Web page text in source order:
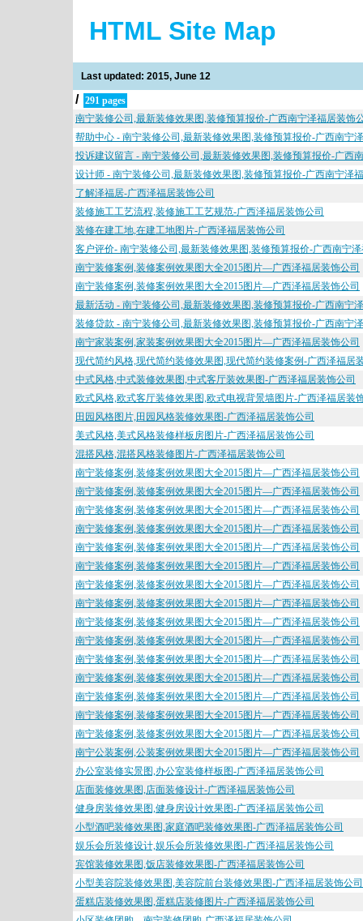
HTML Site Map
Last updated: 2015, June 12
/ 291 pages
南宁装修公司,最新装修效果图,装修预算报价-广西南宁泽福居装饰
帮助中心 - 南宁装修公司,最新装修效果图,装修预算报价-广西南宁
投诉建议留言 - 南宁装修公司,最新装修效果图,装修预算报价-广西
设计师 - 南宁装修公司,最新装修效果图,装修预算报价-广西南宁泽
了解泽福居-广西泽福居装饰公司
装修施工工艺流程,装修施工工艺规范-广西泽福居装饰公司
装修在建工地,在建工地图片-广西泽福居装饰公司
客户评价- 南宁装修公司,最新装修效果图,装修预算报价-广西南宁
南宁装修案例,装修案例效果图大全2015图片—广西泽福居装饰公司
南宁装修案例,装修案例效果图大全2015图片—广西泽福居装饰公司
最新活动 - 南宁装修公司,最新装修效果图,装修预算报价-广西南宁
装修贷款 - 南宁装修公司,最新装修效果图,装修预算报价-广西南宁
南宁家装案例,家装案例效果图大全2015图片—广西泽福居装饰公司
现代简约风格,现代简约装修效果图,现代简约装修案例-广西泽福居
中式风格,中式装修效果图,中式客厅装效果图-广西泽福居装饰公司
欧式风格,欧式客厅装修效果图,欧式电视背景墙图片-广西泽福居装
田园风格图片,田园风格装修效果图-广西泽福居装饰公司
美式风格,美式风格装修样板房图片-广西泽福居装饰公司
混搭风格,混搭风格装修图片-广西泽福居装饰公司
南宁装修案例,装修案例效果图大全2015图片—广西泽福居装饰公司
南宁装修案例,装修案例效果图大全2015图片—广西泽福居装饰公司
南宁装修案例,装修案例效果图大全2015图片—广西泽福居装饰公司
南宁装修案例,装修案例效果图大全2015图片—广西泽福居装饰公司
南宁装修案例,装修案例效果图大全2015图片—广西泽福居装饰公司
南宁装修案例,装修案例效果图大全2015图片—广西泽福居装饰公司
南宁装修案例,装修案例效果图大全2015图片—广西泽福居装饰公司
南宁装修案例,装修案例效果图大全2015图片—广西泽福居装饰公司
南宁装修案例,装修案例效果图大全2015图片—广西泽福居装饰公司
南宁装修案例,装修案例效果图大全2015图片—广西泽福居装饰公司
南宁装修案例,装修案例效果图大全2015图片—广西泽福居装饰公司
南宁装修案例,装修案例效果图大全2015图片—广西泽福居装饰公司
南宁装修案例,装修案例效果图大全2015图片—广西泽福居装饰公司
南宁装修案例,装修案例效果图大全2015图片—广西泽福居装饰公司
南宁装修案例,装修案例效果图大全2015图片—广西泽福居装饰公司
南宁公装案例,公装案例效果图大全2015图片—广西泽福居装饰公司
办公室装修实景图,办公室装修样板图-广西泽福居装饰公司
店面装修效果图,店面装修设计-广西泽福居装饰公司
健身房装修效果图,健身房设计效果图-广西泽福居装饰公司
小型酒吧装修效果图,家庭酒吧装修效果图-广西泽福居装饰公司
娱乐会所装修设计,娱乐会所装修效果图-广西泽福居装饰公司
宾馆装修效果图,饭店装修效果图-广西泽福居装饰公司
小型美容院装修效果图,美容院前台装修效果图-广西泽福居装饰公司
蛋糕店装修效果图,蛋糕店装修图片-广西泽福居装饰公司